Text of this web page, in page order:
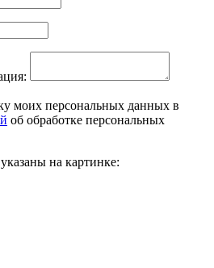
моих персональных данных в
об обработке персональных
на картинке: